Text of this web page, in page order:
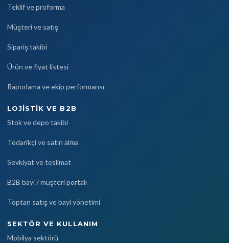
Teklif ve proforma
Müşteri ve satış
Sipariş takibi
Ürün ve fiyat listesi
Raporlama ve ekip performansı
LOJISTIK VE B2B
Stok ve depo takibi
Tedarikçi ve satın alma
Sevkiyat ve teslimat
B2B bayi / müşteri portalı
Toptan satış ve bayi yönetimi
SEKTÖR VE KULLANIM
Mobilya sektörü